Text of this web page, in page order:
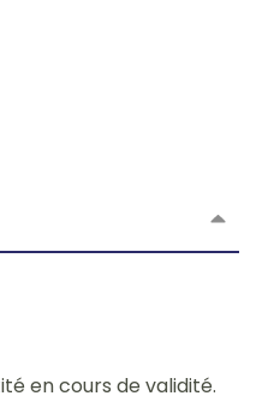
en cours de validité.